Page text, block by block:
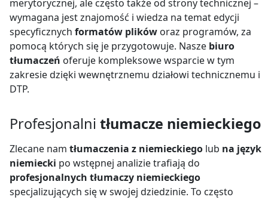
merytorycznej, ale często także od strony technicznej –
wymagana jest znajomość i wiedza na temat edycji
specyficznych formatów plików oraz programów, za
pomocą których się je przygotowuje. Nasze biuro
tłumaczeń oferuje kompleksowe wsparcie w tym
zakresie dzięki wewnętrznemu działowi technicznemu i
DTP.
Profesjonalni tłumacze niemieckiego
Zlecane nam tłumaczenia z niemieckiego lub na język
niemiecki po wstępnej analizie trafiają do
profesjonalnych tłumaczy niemieckiego
specjalizujących się w swojej dziedzinie. To często